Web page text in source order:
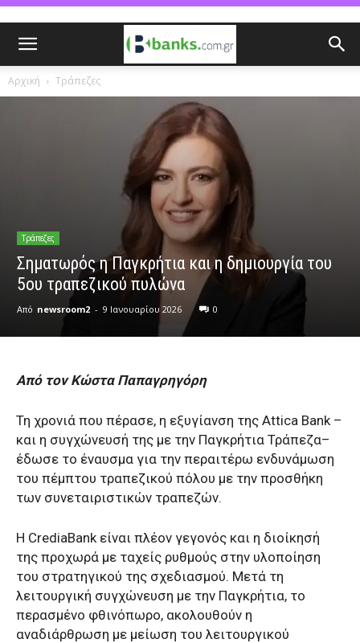
Αρχική Τράπεζες
Τράπεζες
Σηματωρός η Παγκρήτια και η δημιουργία του
5ου τραπεζικού πυλώνα
Από newsroom2 - 9 Ιανουαρίου 2026 0
Από τον Κώστα Παπαγρηγόρη
Τη χρονιά που πέρασε, η εξυγίανση της Attica Bank –
και η συγχώνευσή της με την Παγκρήτια Τράπεζα–
έδωσε το έναυσμα για την περαιτέρω ενδυνάμωση
του πέμπτου τραπεζικού πόλου με την προσθήκη
των συνεταιριστικών τραπεζών.
Η CrediaBank είναι πλέον γεγονός και η διοίκησή
της προχωρά με ταχείς ρυθμούς στην υλοποίηση
του στρατηγικού της σχεδιασμού. Μετά τη
λειτουργική συγχώνευση με την Παγκρήτια, το
περασμένο φθινόπωρο, ακολουθούν η
αναδιάρθρωση με μείωση του λειτουργικού